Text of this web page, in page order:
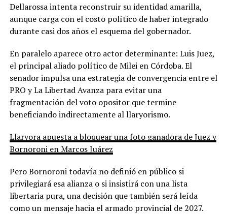
Dellarossa intenta reconstruir su identidad amarilla,
aunque carga con el costo político de haber integrado
durante casi dos años el esquema del gobernador.
En paralelo aparece otro actor determinante: Luis Juez,
el principal aliado político de Milei en Córdoba. El
senador impulsa una estrategia de convergencia entre el
PRO y La Libertad Avanza para evitar una
fragmentación del voto opositor que termine
beneficiando indirectamente al llaryorismo.
Llaryora apuesta a bloquear una foto ganadora de Juez y
Bornoroni en Marcos Juárez
Pero Bornoroni todavía no definió en público si
privilegiará esa alianza o si insistirá con una lista
libertaria pura, una decisión que también será leída
como un mensaje hacia el armado provincial de 2027.